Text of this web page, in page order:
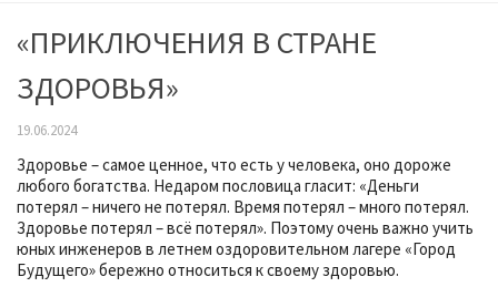
«ПРИКЛЮЧЕНИЯ В СТРАНЕ
ЗДОРОВЬЯ»
19.06.2024
Здоровье – самое ценное, что есть у человека, оно дороже
любого богатства. Недаром пословица гласит: «Деньги
потерял – ничего не потерял. Время потерял – много потерял.
Здоровье потерял – всё потерял». Поэтому очень важно учить
юных инженеров в летнем оздоровительном лагере «Город
Будущего» бережно относиться к своему здоровью.